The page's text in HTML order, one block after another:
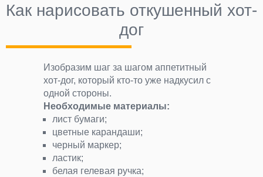
Как нарисовать откушенный хот-
дог
Изобразим шаг за шагом аппетитный
хот-дог, который кто-то уже надкусил с
одной стороны.
Необходимые материалы:
лист бумаги;
цветные карандаши;
черный маркер;
ластик;
белая гелевая ручка;